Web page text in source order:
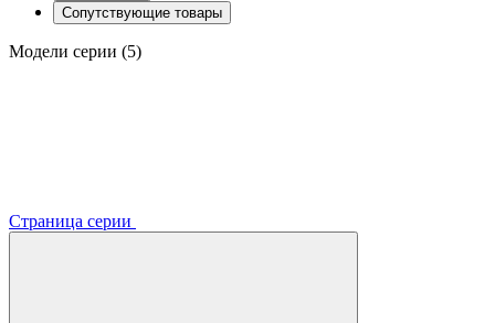
Сопутствующие товары
Модели серии (5)
Страница серии